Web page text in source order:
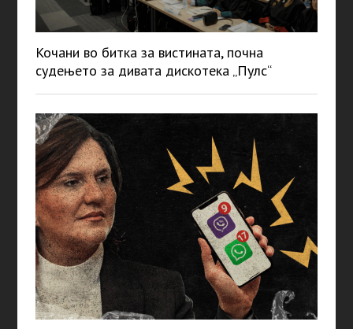
Кочани во битка за вистината, почна
судењето за дивата дискотека „Пулс“